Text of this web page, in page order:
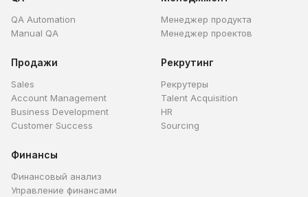
QA Automation
Manual QA
Менеджер продукта
Менеджер проектов
Продажи
Sales
Account Management
Business Development
Customer Success
Рекрутинг
Рекрутеры
Talent Acquisition
HR
Sourcing
Финансы
Финансовый анализ
Управление финансами